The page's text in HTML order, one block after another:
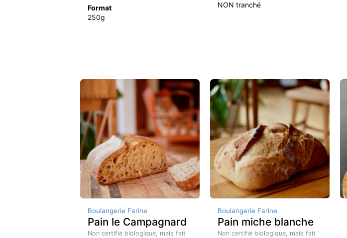
Format
250g
NON tranché
Boulangerie Farine
Pain le Campagnard
Non certifié biologique, mais fait
Boulangerie Farine
Pain miche blanche
Non certifié biologique, mais fait